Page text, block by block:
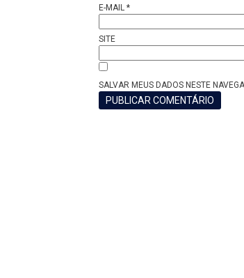
E-MAIL *
SITE
SALVAR MEUS DADOS NESTE